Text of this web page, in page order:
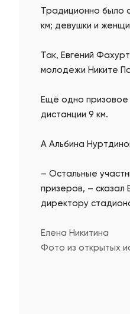
Традиционно было
км; девушки и
Так, Евгений
молодежи Никите
Ещё одно призовое
дистанции 9 км.
А Альбина
– Остальные
призеров, – сказал
директору
Елена Никитина
Фото из открытых